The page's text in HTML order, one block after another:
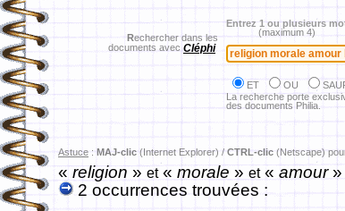
Rechercher dans les
documents avec Cléphi
Entrez 1 ou plusieurs
(maximum 4)
ET OU
La recherche porte
des documents Philia.
Astuce : MAJ-clic (Internet Explorer) / CTRL-clic (Netscape)
«religion» et« morale » et« amour»
2 occurrences trouvées :